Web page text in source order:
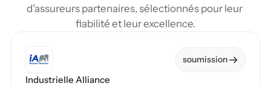
d'assureurs partenaires, sélectionnés pour leur
fiabilité et leur excellence.
soumission
Industrielle Alliance